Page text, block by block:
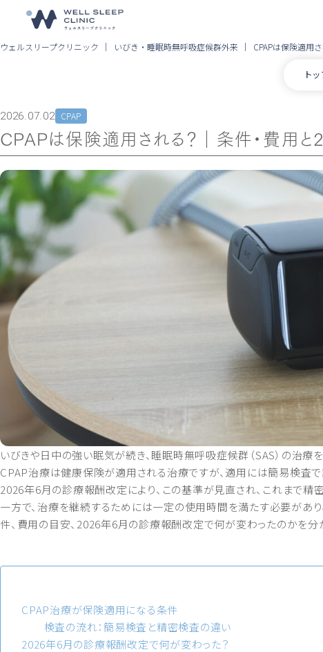
ト
ウェルスリープクリニック いびき・睡眠時無呼吸症候群外来 CPAPは保険適用
2026.07.02 CPAP
CPAPは保険適用される？｜条件・費用
いびきや日中の強い眠気が続き、睡眠時無呼吸症候群（SAS）の治療
CPAP治療は健康保険が適用される治療ですが、適用には簡易検査
2026年6月の診療報酬改定により、この基準が見直され、これまで
一方で、治療を継続するためには一定の使用時間を満たす必要があ
件、費用の目安、2026年6月の診療報酬改定で何が変わったのかを分
CPAP治療が保険適用になる条件
検査の流れ：簡易検査と精密検査の違い
2026年6月の診療報酬改定で何が変わった？